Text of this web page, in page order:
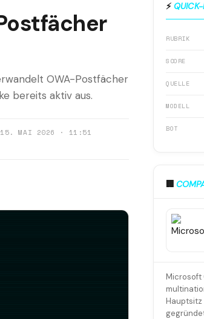
OWA-Postfächer
bereits aktiv aus.
15. MAI 2026 · 11:51
⚡
RUBRIK
SCORE
QUELLE
MODELL
BOT
🏢
Microsoft
Hauptsitz